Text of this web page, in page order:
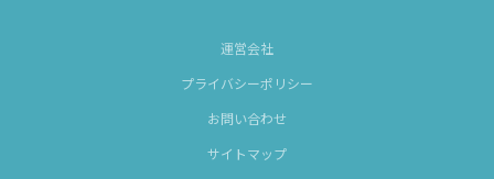
運営会社
プライバシーポリシー
お問い合わせ
サイトマップ